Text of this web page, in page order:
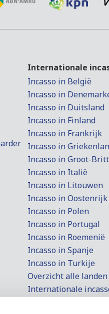
Internationale
Incasso in België
Incasso in
Incasso in Duitsland
Incasso in Finland
Incasso in Frankrijk
Incasso in
Incasso in Groot-
Incasso in Italië
Incasso in Litouwen
Incasso in Oostenrijk
Incasso in Polen
Incasso in Portugal
Incasso in Roemenië
Incasso in Spanje
Incasso in Turkije
Overzicht alle landen
Internationale